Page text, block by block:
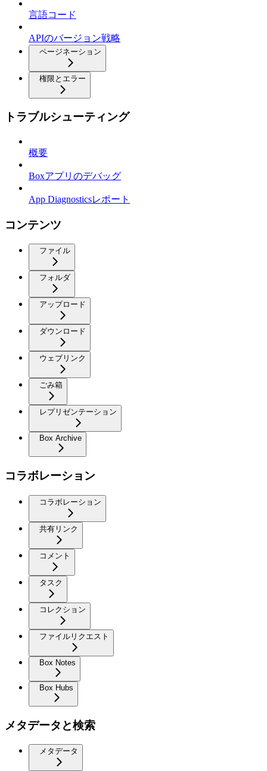
言語コード
APIのバージョン戦略
ページネーション
権限とエラー
トラブルシューティング
概要
Boxアプリのデバッグ
App Diagnosticsレポート
コンテンツ
ファイル
フォルダ
アップロード
ダウンロード
ウェブリンク
ごみ箱
レプリゼンテーション
Box Archive
コラボレーション
コラボレーション
共有リンク
コメント
タスク
コレクション
ファイルリクエスト
Box Notes
Box Hubs
メタデータと検索
メタデータ